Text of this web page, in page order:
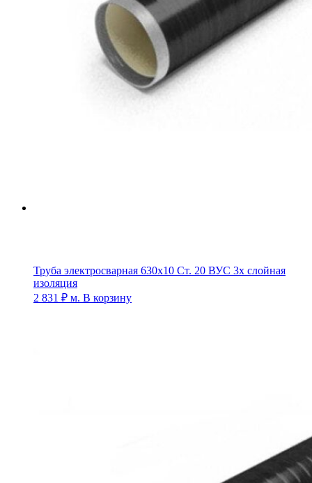
Труба электросварная 630х10 Ст. 20 ВУС 3х слойная
изоляция
2 831 ₽ м. В корзину